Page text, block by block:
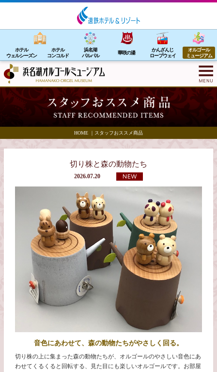
ホテル
ウェルシーズン
ホテル
コンコルド
浜名湖
パルパル
華咲の湯
かんざんじ
ロープウェイ
オルゴール
ミュージアム
HOME ｜ スタッフおススメ商品
切り株と森の動物たち
2026.07.20
音色にあわせて、森の動物たちがやさしく回る。
切り株の上に集まった森の動物たちが、オルゴールのやさしい音色にあ
わせてくるくると回転する、見た目にも楽しいオルゴールです。お部屋